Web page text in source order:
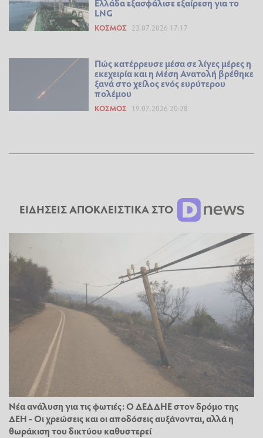
Ελλάδα εξασφάλισε εξαίρεση για το
LNG
ΚΌΣΜΟΣ 23.07.2026 17:17
Πώς κατέρρευσε μέσα σε λίγες μέρες η
εκεχειρία και η Μέση Ανατολή βρέθηκε
ξανά στο χείλος ενός ευρύτερου
πολέμου
ΚΌΣΜΟΣ 19.07.2026 20:28
ΕΙΔΗΣΕΙΣ ΑΠΟΚΛΕΙΣΤΙΚΑ ΣΤΟ
Νέα ανάλυση για τις φωτιές: Ο ΔΕΔΔΗΕ στον δρόμο της
ΔΕΗ - Οι χρεώσεις και οι αποδόσεις αυξάνονται, αλλά η
θωράκιση του δικτύου καθυστερεί